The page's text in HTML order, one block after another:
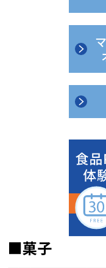
■菓子